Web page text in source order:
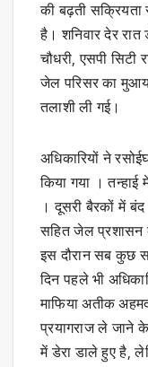
की बढ़ती सक्रियता
है। शनिवार देर रात
चौधरी, एसपी सिटी
जेल परिसर का
तलाशी ली गई।
अधिकारियों ने
किया गया ।
। दूसरी बैरकों में
सहित जेल प्रशासन
इस दौरान सब कुछ
दिन पहले भी
माफिया अतीक
प्रयागराज ले जाने
में डेरा डाले हुए है,